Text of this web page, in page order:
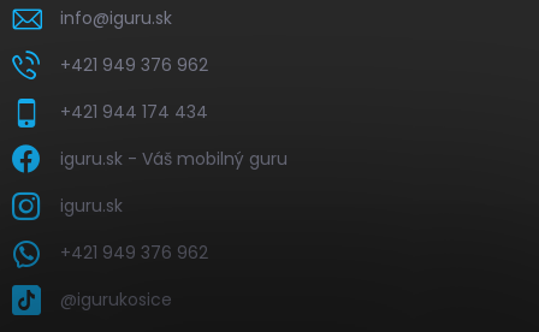
info@iguru.sk
+421 949 376 962
+421 944 174 434
iguru.sk - Váš mobilný guru
iguru.sk
+421 949 376 962
@igurukosice